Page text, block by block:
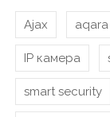
Ajax aqara
IP камера
smart security